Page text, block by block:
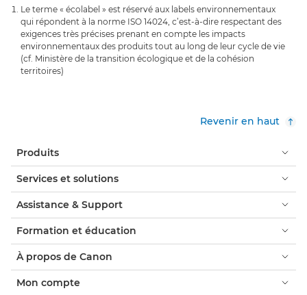
Le terme « écolabel » est réservé aux labels environnementaux
qui répondent à la norme ISO 14024, c’est-à-dire respectant des
exigences très précises prenant en compte les impacts
environnementaux des produits tout au long de leur cycle de vie
(cf. Ministère de la transition écologique et de la cohésion
territoires)
Revenir en haut
Produits
Services et solutions
Assistance & Support
Formation et éducation
À propos de Canon
Mon compte